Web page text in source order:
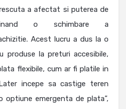
a afectat si puterea de
o schimbare a
Acest lucru a dus la o
produse la preturi accesibile,
flexibile, cum ar fi platile in
incepe sa castige teren
optiune emergenta de plata”,